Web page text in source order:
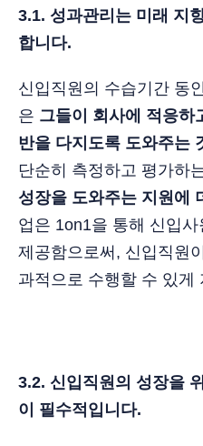
3.1. 성과관리는 미래 지
합니다.
신입직원의 수습기간 동
은 그들이 회사에 적응하
반을 다지도록 도와주는
단순히 측정하고 평가하
성장을 도와주는 지원에
업은 1on1을 통해 신입
제공함으로써, 신입직원
과적으로 수행할 수 있게
3.2. 신입직원의 성장을
이 필수적입니다.